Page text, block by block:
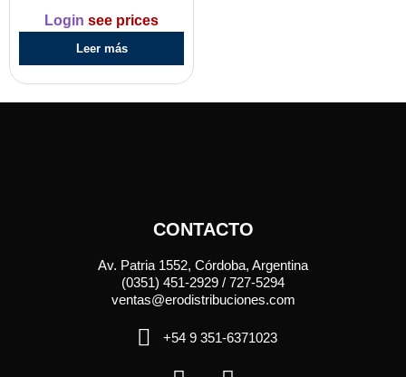
Login see prices
Leer más
CONTACTO
Av. Patria 1552, Córdoba, Argentina
(0351) 451-2929 / 727-5294
ventas@erodistribuciones.com
+54 9 351-6371023